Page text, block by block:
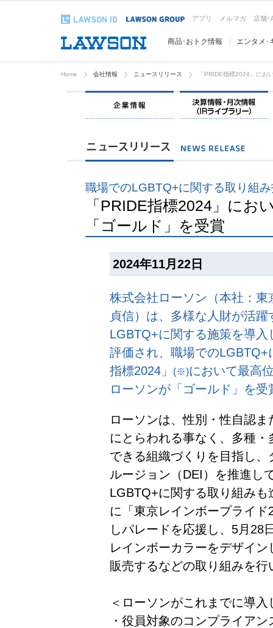
アプリ メルマガ 店舗･
商品･おトク情報 エンタメ･
Home 会社情報 ニュースリリース 「PRIDE指標2024」にお
企業情報
職場でのLGBTQ+に関する取り組
「PRIDE指標2024」にお
「ゴールド」を受賞
2024年11月22日
株式会社ローソン（本社：
貞信）は、多様な人財が活
LGBTQ+に関する施策を導
評価され、職場での
指標2024」
(※)において最高
ローソンが「ゴールド」を
ローソンは、性別・性自認
にとらわれる事なく、多種
できる組織づくりを目指し
ルージョン（DEI）を推進し
LGBTQ+に関する取り組み
に「東京レインボープライ
しパレードを応援し、5月28
レインボーカラーをデザイ
販売するなどの取り組みを行
＜ローソンがこれまでに導
・役員対象のコンプライア